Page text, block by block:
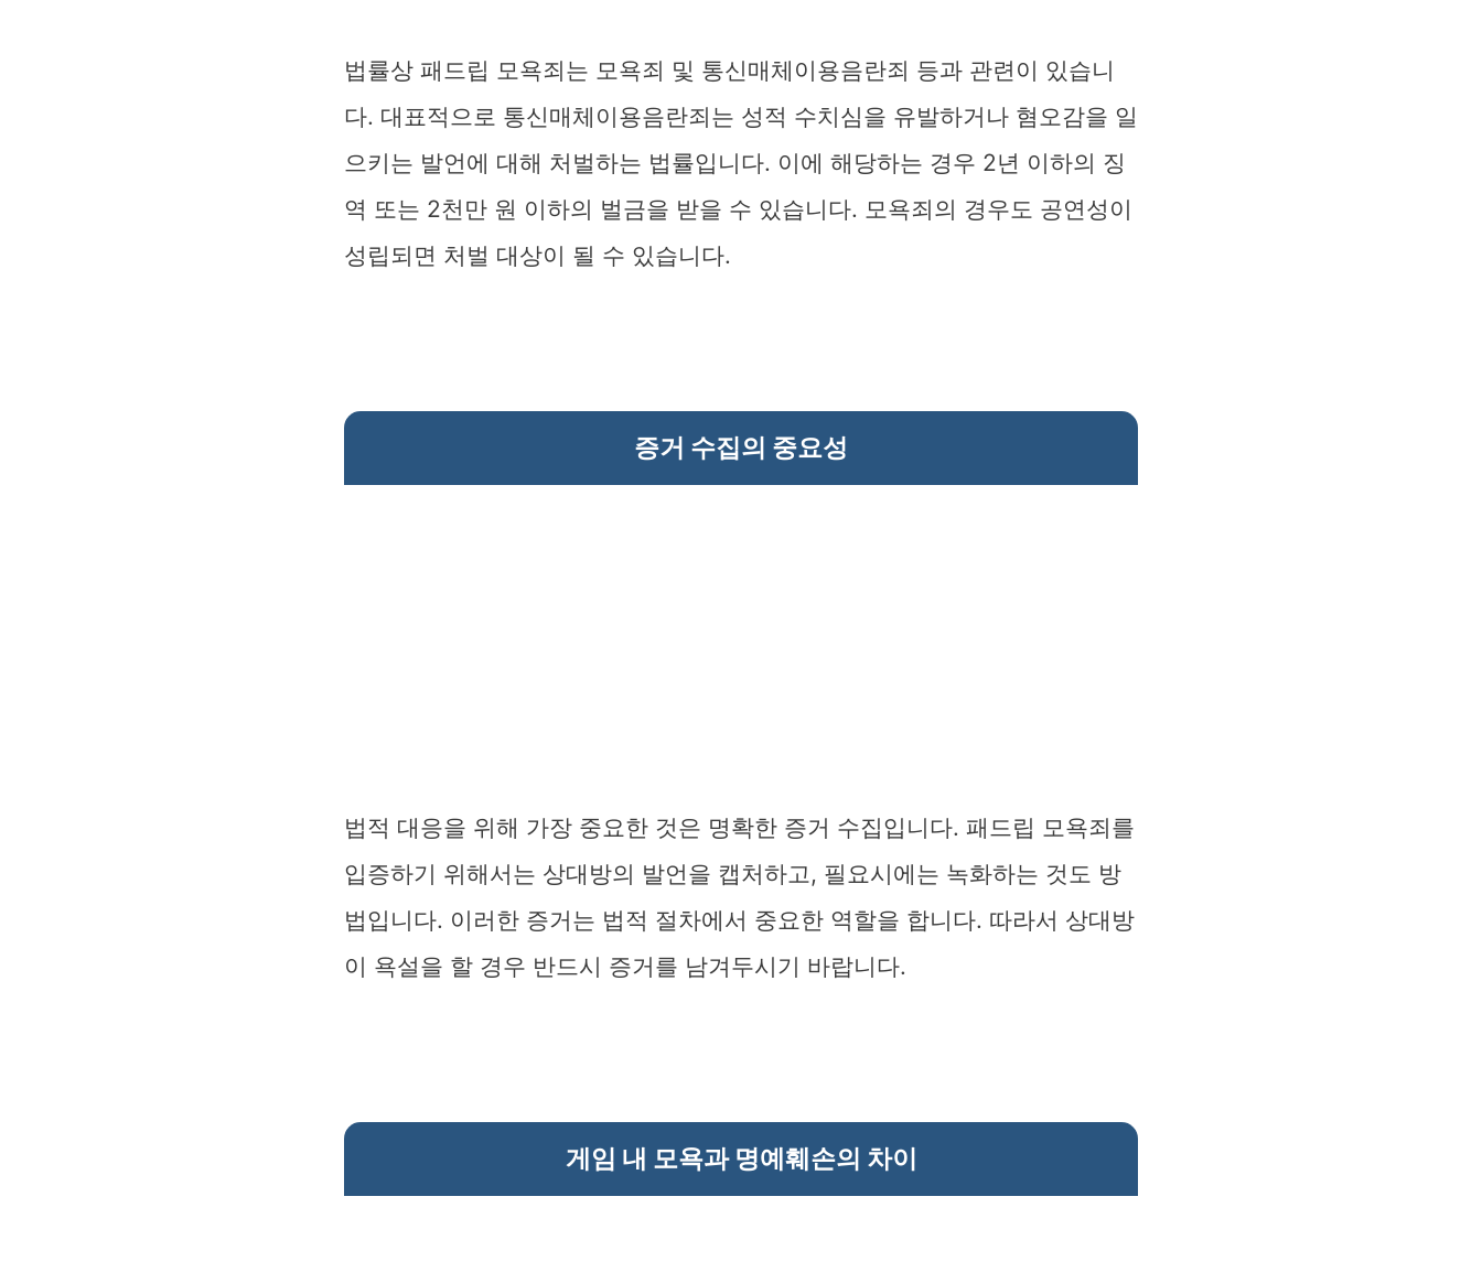
법률상 패드립 모욕죄는 모욕죄 및 통신매체이용음란죄 등과 관련이 있습니
다. 대표적으로 통신매체이용음란죄는 성적 수치심을 유발하거나 혐오감을 일
으키는 발언에 대해 처벌하는 법률입니다. 이에 해당하는 경우 2년 이하의 징
역 또는 2천만 원 이하의 벌금을 받을 수 있습니다. 모욕죄의 경우도 공연성이
성립되면 처벌 대상이 될 수 있습니다.
증거 수집의 중요성
법적 대응을 위해 가장 중요한 것은 명확한 증거 수집입니다. 패드립 모욕죄를
입증하기 위해서는 상대방의 발언을 캡처하고, 필요시에는 녹화하는 것도 방
법입니다. 이러한 증거는 법적 절차에서 중요한 역할을 합니다. 따라서 상대방
이 욕설을 할 경우 반드시 증거를 남겨두시기 바랍니다.
게임 내 모욕과 명예훼손의 차이